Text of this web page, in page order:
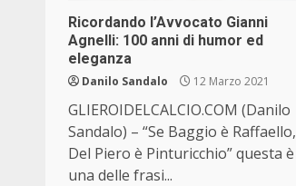
Ricordando l’Avvocato Gianni
Agnelli: 100 anni di humor ed
eleganza
Danilo Sandalo 12 Marzo 2021
GLIEROIDELCALCIO.COM (Danilo
Sandalo) – “Se Baggio è Raffaello,
Del Piero è Pinturicchio” questa è
una delle frasi...